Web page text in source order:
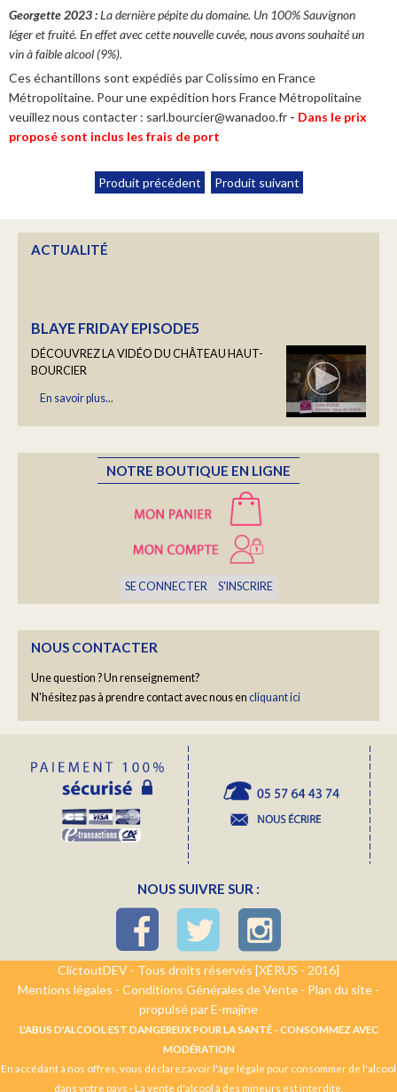
ACTUALITÉ
En savoir plus...
CALENDRIER 2025/2026
BOURCIER
En savoir plus...
Une fois par semaine, nous vous ferons découvrir un
portrait de la Famille Bourcier...
YOGA "RALENTIR" AVEC BARBARA COTTAVOZ
NOTRE BOUTIQUE EN LIGNE
SE CONNECTER S'INSCRIRE
NOUS CONTACTER
Une question ? Un renseignement?
N'hésitez pas à prendre contact avec nous en cliquant ici
Georgette 2023 :La dernière pépite du domaine. Un 100% Sauvignon
léger et fruité. En effet avec cette nouvelle cuvée, nous avons souhaité un
vin à faible alcool (9%).
Ces échantillons sont expédiés par Colissimo en France
Métropolitaine. Pour une expédition hors France Métropolitaine
veuillez nous contacter : sarl.bourcier@wanadoo.fr - Dans le prix
proposé sont inclus les frais de port
Produit précédent Produit suivant
NOUS SUIVRE SUR :
ClictoutDEV - Tous droits réservés [XÉRUS - 2016]
Mentions légales - Conditions Générales de Vente - Plan du site -
propulsé par E-majine
L'ABUS D'ALCOOL EST DANGEREUX POUR LA SANTÉ - CONSOMMEZ AVEC
MODÉRATION
En accédant à nos offres, vous déclarez avoir l'âge légale pour consommer de l'alcool
dans votre pays - La vente d'alcool à des mineurs est interdite.